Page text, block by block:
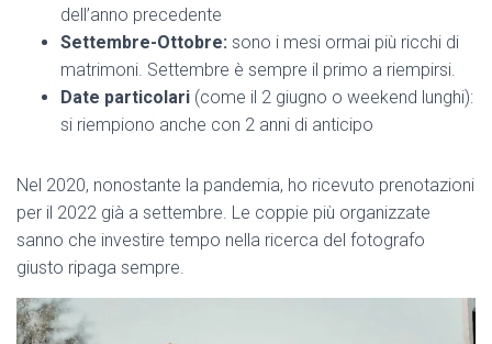
dell’anno precedente
Settembre-Ottobre: sono i mesi ormai più ricchi di
matrimoni. Settembre è sempre il primo a riempirsi.
Date particolari (come il 2 giugno o weekend lunghi):
si riempiono anche con 2 anni di anticipo
Nel 2020, nonostante la pandemia, ho ricevuto prenotazioni
per il 2022 già a settembre. Le coppie più organizzate
sanno che investire tempo nella ricerca del fotografo
giusto ripaga sempre.